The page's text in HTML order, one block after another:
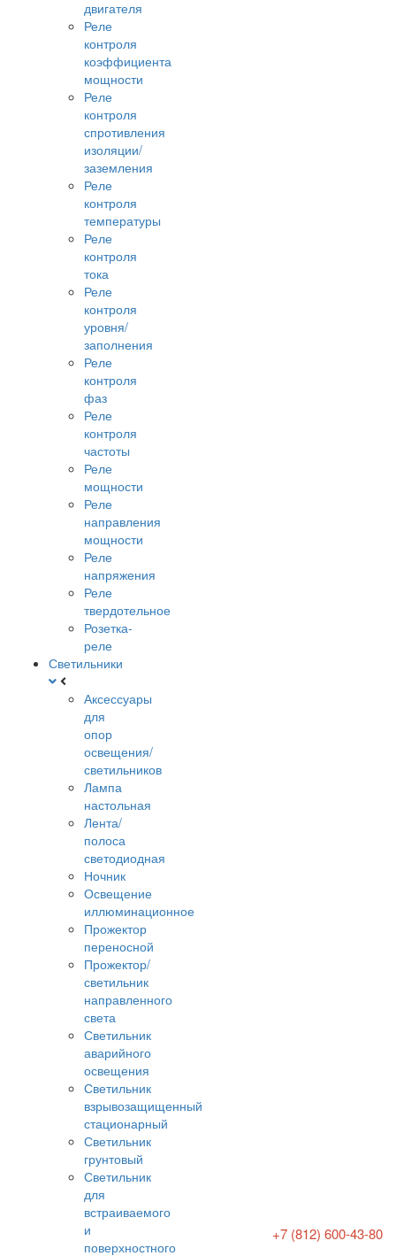
двигателя
Реле
контроля
коэффициента
мощности
Реле
контроля
спротивления
изоляции/
заземления
Реле
контроля
температуры
Реле
контроля
тока
Реле
контроля
уровня/
заполнения
Реле
контроля
фаз
Реле
контроля
частоты
Реле
мощности
Реле
направления
мощности
Реле
напряжения
Реле
твердотельное
Розетка-
реле
Светильники
Аксессуары
для
опор
освещения/
светильников
Лампа
настольная
Лента/
полоса
светодиодная
Ночник
Освещение
иллюминационное
Прожектор
переносной
Прожектор/
светильник
направленного
света
Светильник
аварийного
освещения
Светильник
взрывозащищенный
стационарный
Светильник
грунтовый
Светильник
для
встраиваемого
и
поверхностного
+7 (812) 600-43-80